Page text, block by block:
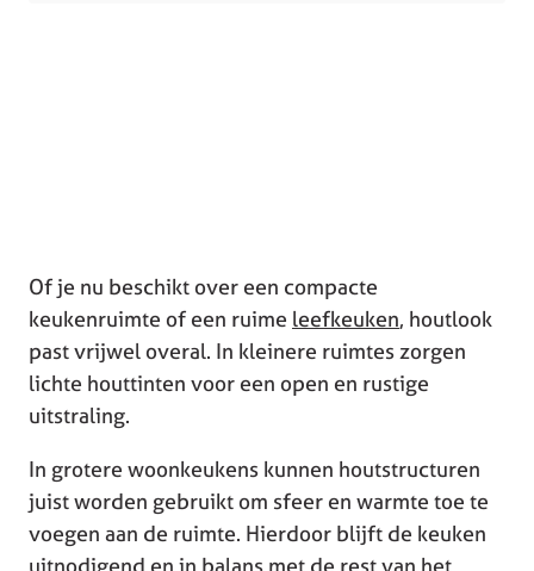
Of je nu beschikt over een compacte
keukenruimte of een ruime leefkeuken, houtlook
past vrijwel overal. In kleinere ruimtes zorgen
lichte houttinten voor een open en rustige
uitstraling.
In grotere woonkeukens kunnen houtstructuren
juist worden gebruikt om sfeer en warmte toe te
voegen aan de ruimte. Hierdoor blijft de keuken
uitnodigend en in balans met de rest van het